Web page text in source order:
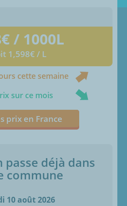
€ / 1000L
1,598€ / L
cette semaine
sur ce mois
prix en France
passe déjà dans
commune
10 août 2026